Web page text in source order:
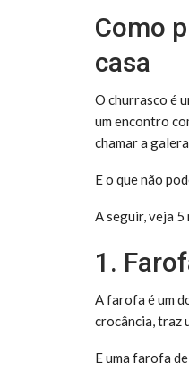
Como
casa
O churrasco é
um encontro
chamar a
E o que não
A seguir, veja 5
1.
A farofa é um
crocância, traz
E uma farofa